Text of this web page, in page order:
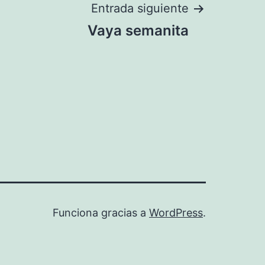
Entrada siguiente
Vaya semanita
Funciona gracias a WordPress.